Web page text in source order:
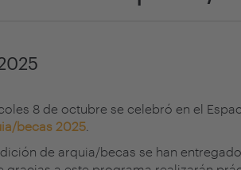
8 de octubre se celebró en el
becas 2025
de arquia/becas se han